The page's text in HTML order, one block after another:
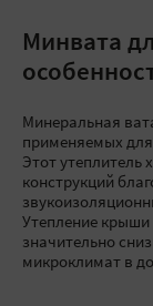
Минвата
Минеральная
применяемых
Этот утеплитель
конструкций
Утепление
значительно
микроклимат в